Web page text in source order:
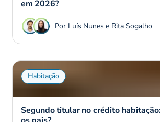
em 2026?
Por Luís Nunes e Rita Sogalho
Habitação
Segundo titular no crédito